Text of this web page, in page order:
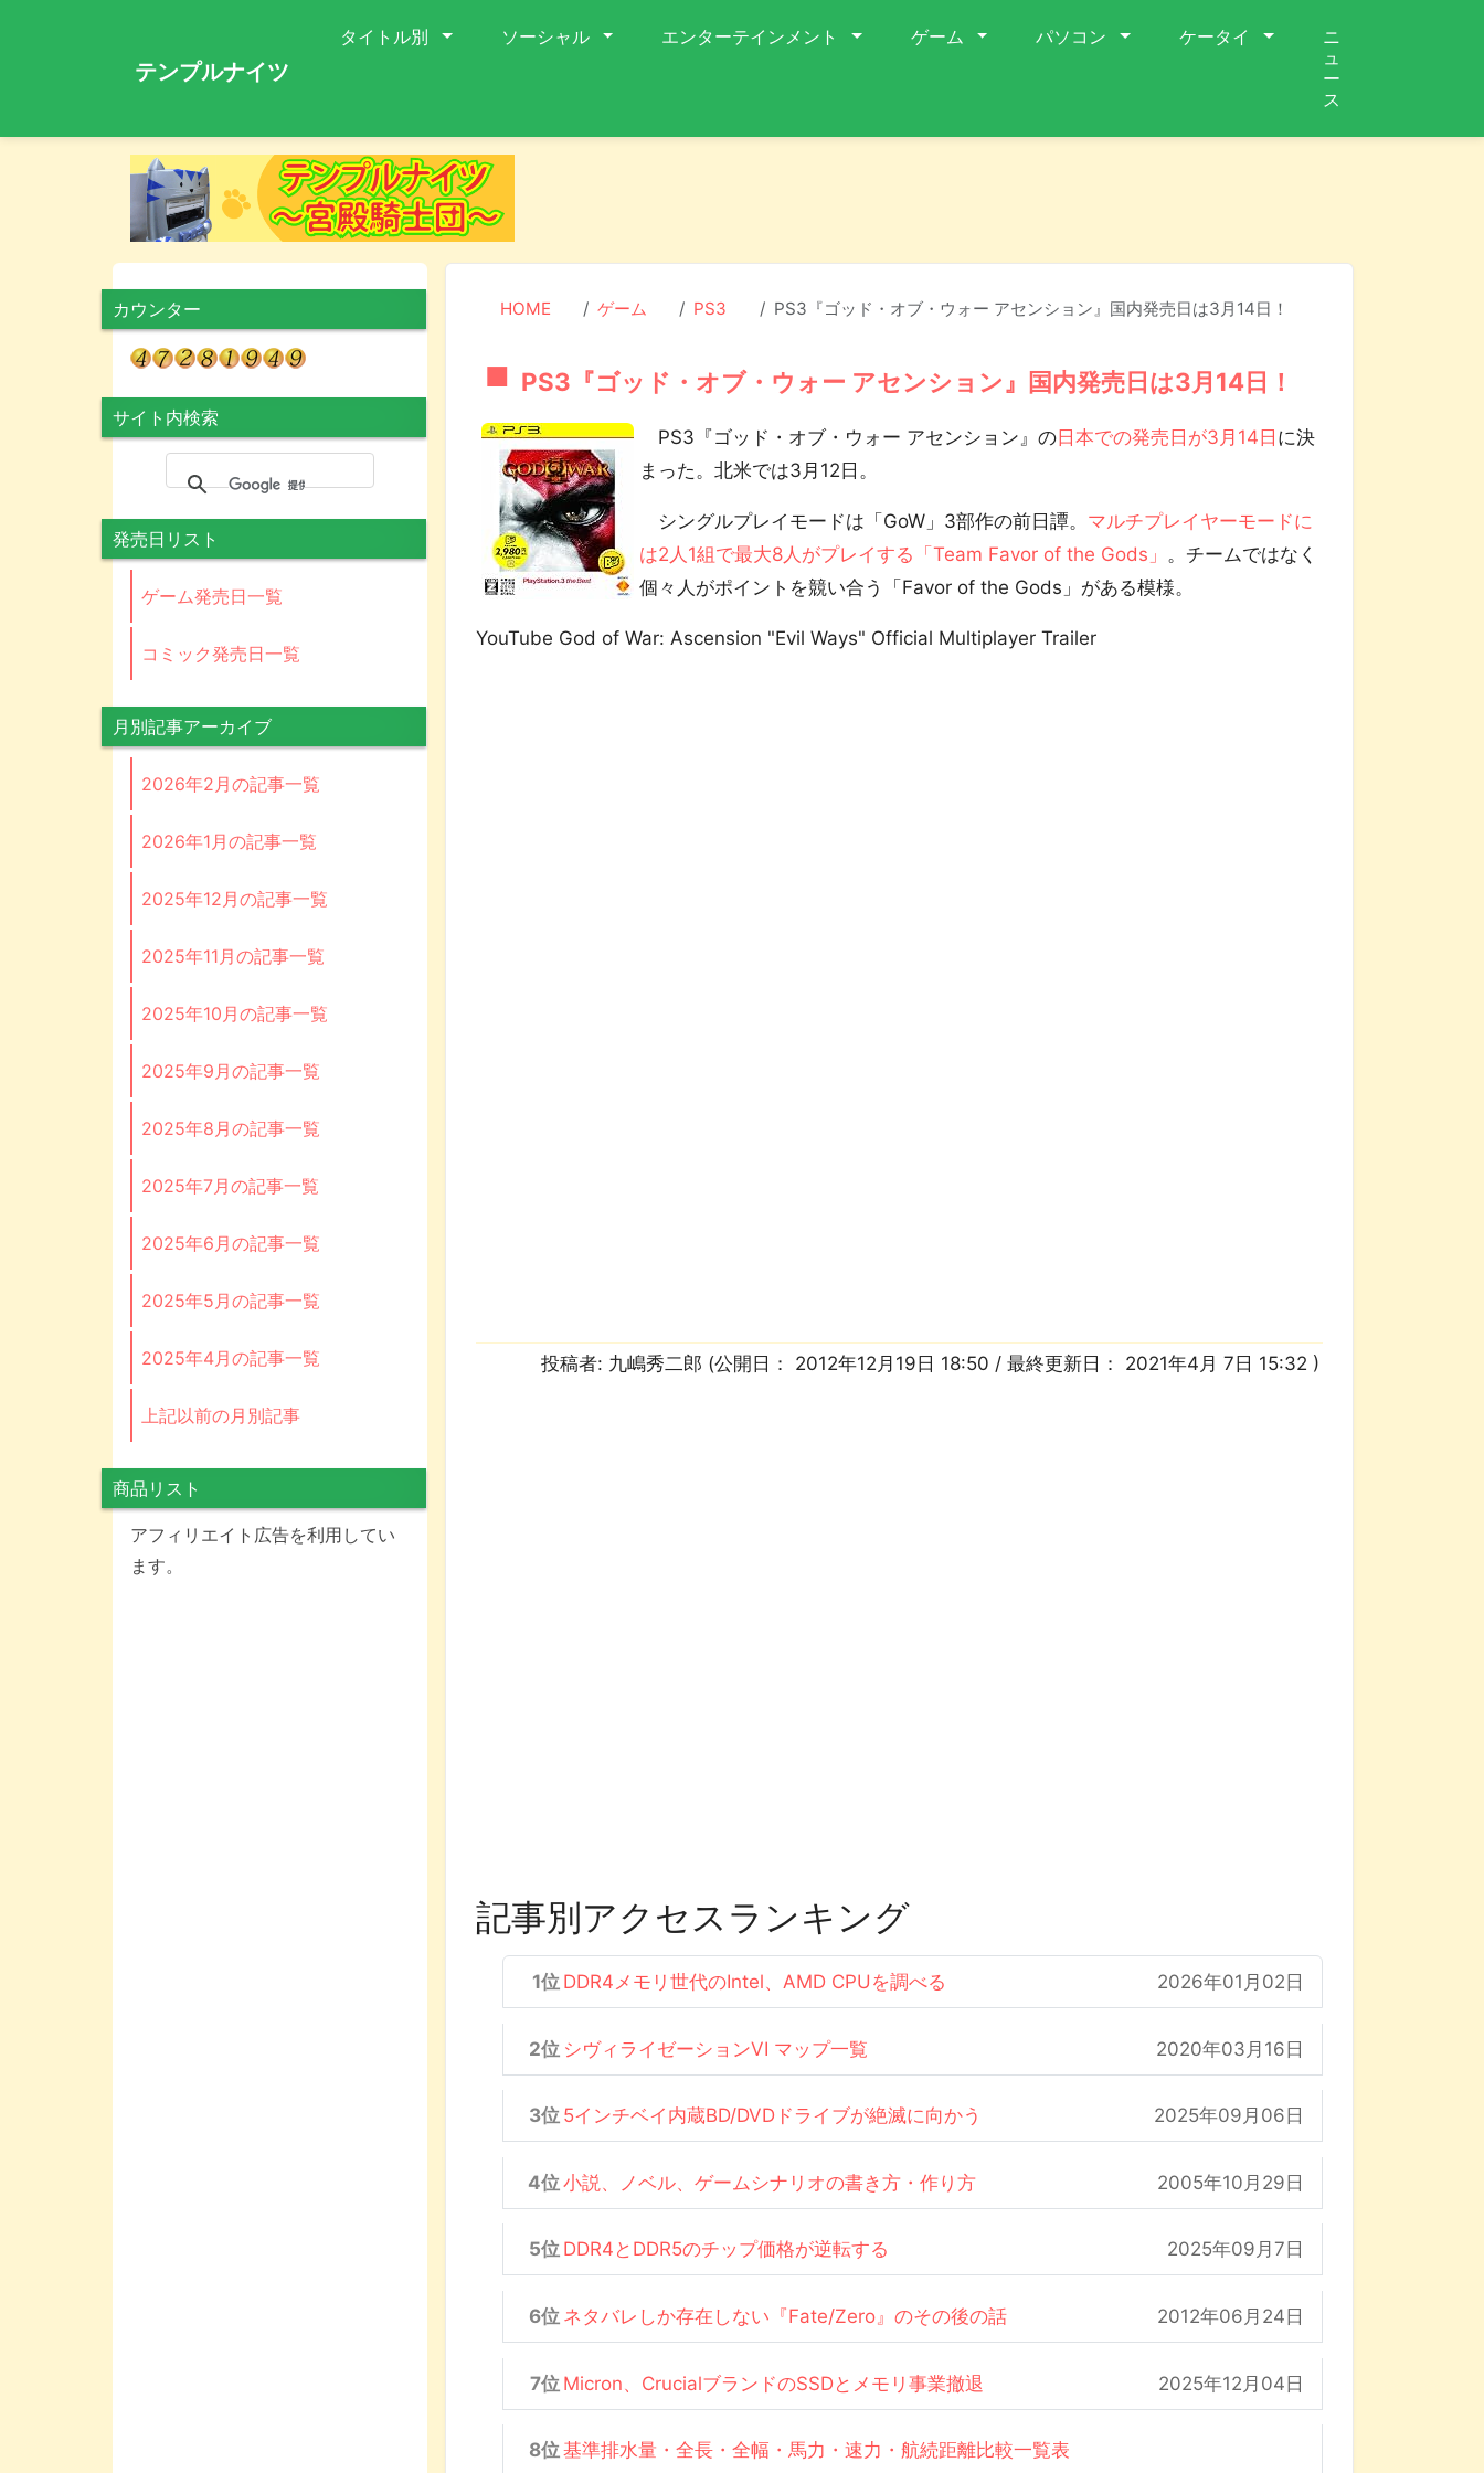
テンプルナイツ
タイトル別 ソーシャル エンターテインメント ゲーム パソコン ケータイ
ニ
ュ
ー
ス
HOME ゲーム PS3 PS3『ゴッド・オブ・ウォー アセンション』国内発売日は3月14日！
PS3『ゴッド・オブ・ウォー アセンション』国内発売日は3月14日！
PS3『ゴッド・オブ・ウォー アセンション』の日本での発売日が3月14日 に決
まった。北米では3月12日。
シングルプレイモードは「GoW」3部作の前日譚。 マルチプレイヤーモードに
は2人1組で最大8人がプレイする「Team Favor of the Gods」 。チームではなく
個々人がポイントを競い合う「Favor of the Gods」がある模様。
YouTube God of War: Ascension "Evil Ways" Official Multiplayer Trailer
投稿者: 九嶋秀二郎 (公開日： 2012年12月19日 18:50 / 最終更新日： 2021年4月 7日 15:32 )
記事別アクセスランキング
DDR4メモリ世代のIntel、AMD CPUを調べる 2026年01月02日
シヴィライゼーションVI マップ一覧 2020年03月16日
5インチベイ内蔵BD/DVDドライブが絶滅に向かう 2025年09月06日
小説、ノベル、ゲームシナリオの書き方・作り方 2005年10月29日
DDR4とDDR5のチップ価格が逆転する 2025年09月7日
ネタバレしか存在しない『Fate/Zero』のその後の話 2012年06月24日
Micron、CrucialブランドのSSDとメモリ事業撤退 2025年12月04日
基準排水量・全長・全幅・馬力・速力・航続距離比較一覧表
カウンター
サイト内検索
発売日リスト
ゲーム発売日一覧
コミック発売日一覧
月別記事アーカイブ
2026年2月の記事一覧
2026年1月の記事一覧
2025年12月の記事一覧
2025年11月の記事一覧
2025年10月の記事一覧
2025年9月の記事一覧
2025年8月の記事一覧
2025年7月の記事一覧
2025年6月の記事一覧
2025年5月の記事一覧
2025年4月の記事一覧
上記以前の月別記事
商品リスト
アフィリエイト広告を利用してい
ます。